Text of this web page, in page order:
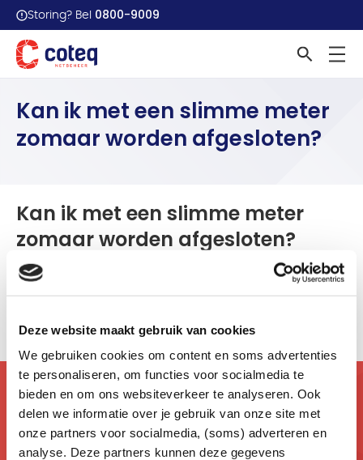
Deze website maakt gebruik van cookies
We gebruiken cookies om content en soms advertenties
te personaliseren, om functies voor socialmedia te
bieden en om ons websiteverkeer te analyseren. Ook
delen we informatie over je gebruik van onze site met
onze partners voor socialmedia, (soms) adverteren en
analyse. Deze partners kunnen deze gegevens
Storing? Bel 0800-9009
Home Veelgestelde vragen
Kan ik met een slimme meter
zomaar worden afgesloten?
Kan ik met een slimme meter
zomaar worden afgesloten?
Nee. De komst van de slimme meter verandert niets aan
de regels die nu gelden voor het afsluiten van energie als
Niet gevonden wat je zocht?
Co helpt je graag met graven!